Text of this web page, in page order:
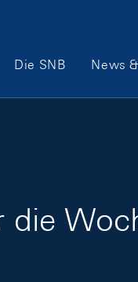
Hauptnavigation
Die SNB News